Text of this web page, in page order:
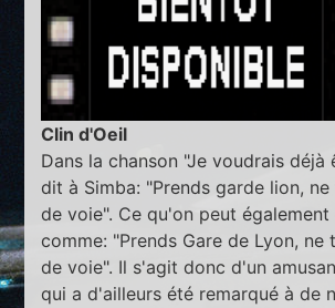
Clin d'Oeil
Dans la chanson "Je voudrais déjà
dit à Simba: "Prends garde lion,
de voie". Ce qu'on peut
comme: "Prends Gare de Lyon, ne
de voie". Il s'agit donc d'un
qui a d'ailleurs été remarqué à de